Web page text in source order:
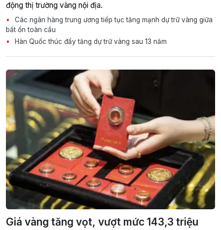
động thị trường vàng nội địa.
Các ngân hàng trung ương tiếp tục tăng mạnh dự trữ vàng giữa
bất ổn toàn cầu
Hàn Quốc thúc đẩy tăng dự trữ vàng sau 13 năm
Giá vàng tăng vọt, vượt mức 143,3 triệu